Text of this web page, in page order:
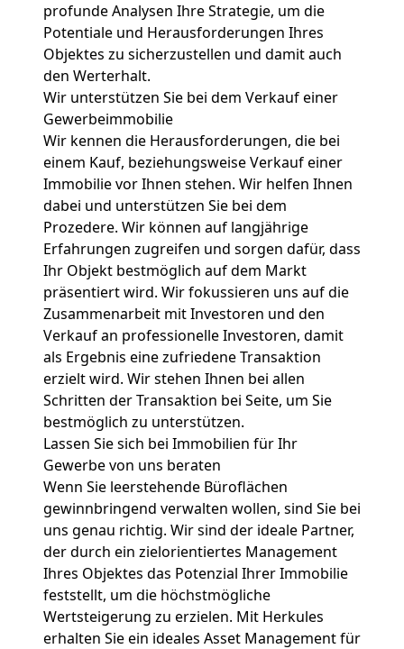
profunde Analysen Ihre Strategie, um die
Potentiale und Herausforderungen Ihres
Objektes zu sicherzustellen und damit auch
den Werterhalt.
Wir unterstützen Sie bei dem Verkauf einer
Gewerbeimmobilie
Wir kennen die Herausforderungen, die bei
einem Kauf, beziehungsweise Verkauf einer
Immobilie vor Ihnen stehen. Wir helfen Ihnen
dabei und unterstützen Sie bei dem
Prozedere. Wir können auf langjährige
Erfahrungen zugreifen und sorgen dafür, dass
Ihr Objekt bestmöglich auf dem Markt
präsentiert wird. Wir fokussieren uns auf die
Zusammenarbeit mit Investoren und den
Verkauf an professionelle Investoren, damit
als Ergebnis eine zufriedene Transaktion
erzielt wird. Wir stehen Ihnen bei allen
Schritten der Transaktion bei Seite, um Sie
bestmöglich zu unterstützen.
Lassen Sie sich bei Immobilien für Ihr
Gewerbe von uns beraten
Wenn Sie leerstehende Büroflächen
gewinnbringend verwalten wollen, sind Sie bei
uns genau richtig. Wir sind der ideale Partner,
der durch ein zielorientiertes Management
Ihres Objektes das Potenzial Ihrer Immobilie
feststellt, um die höchstmögliche
Wertsteigerung zu erzielen. Mit Herkules
erhalten Sie ein ideales Asset Management für